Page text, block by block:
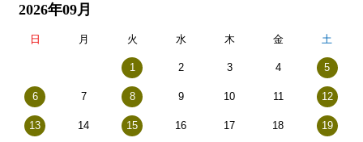
2026年09月
日 月 火 水 木 金 土
1 2 3 4 5
6 7 8 9 10 11 12
13 14 15 16 17 18 19